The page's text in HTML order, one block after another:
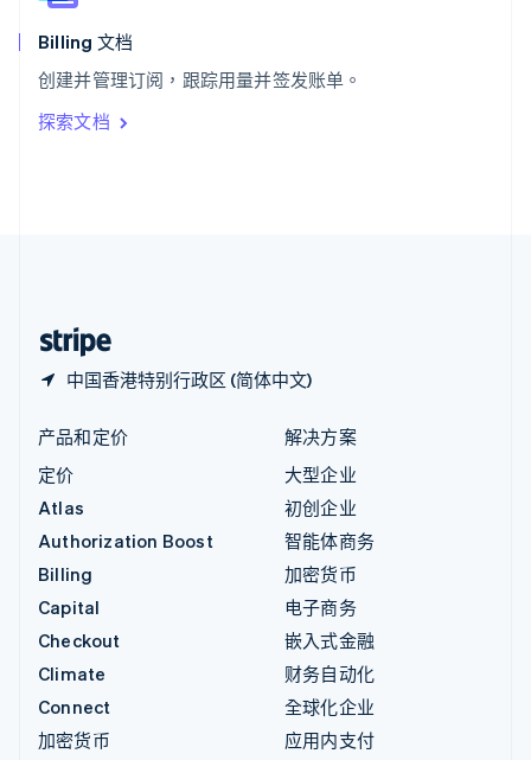
Billing 文档
创建并管理订阅，跟踪用量并签发账单。
探索文档
中国香港特别行政区 (简体中文)
匈牙利
English
ItalianoEnglish
印度
English
产品和定价
定价
Atlas
Authorization Boost
Billing
Capital
Checkout
Climate
Connect
加密货币
解决方案
大型企业
初创企业
智能体商务
加密货币
电子商务
嵌入式金融
财务自动化
全球化企业
应用内支付